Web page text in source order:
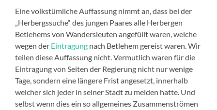
Eine volkstümliche Auffassung nimmt an, dass bei der
„Herbergssuche“ des jungen Paares alle Herbergen
Betlehems von Wandersleuten angefüllt waren, welche
wegen der Eintragung nach Betlehem gereist waren. Wir
teilen diese Auffassung nicht. Vermutlich waren für die
Eintragung von Seiten der Regierung nicht nur wenige
Tage, sondern eine längere Frist angesetzt, innerhalb
welcher sich jeder in seiner Stadt zu melden hatte. Und
selbst wenn dies ein so allgemeines Zusammenströmen